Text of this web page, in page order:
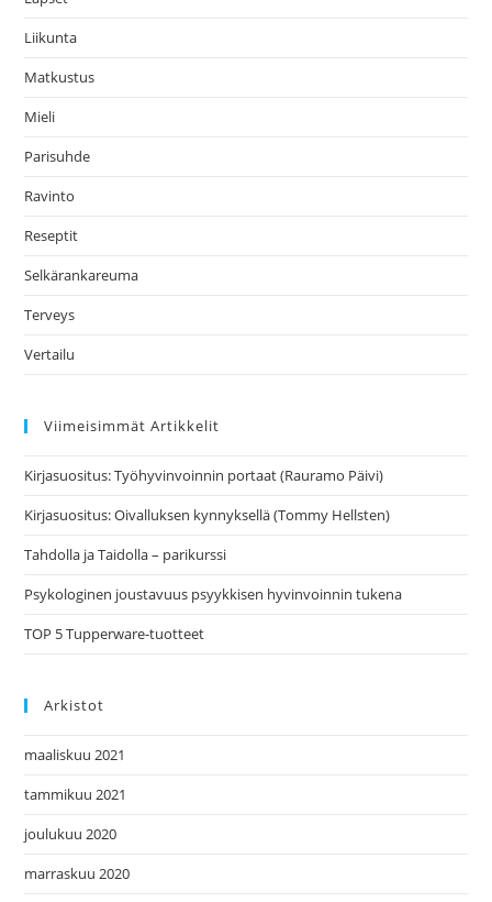
Liikunta
Matkustus
Mieli
Parisuhde
Ravinto
Reseptit
Selkärankareuma
Terveys
Vertailu
Viimeisimmät Artikkelit
Kirjasuositus: Työhyvinvoinnin portaat (Rauramo Päivi)
Kirjasuositus: Oivalluksen kynnyksellä (Tommy Hellsten)
Tahdolla ja Taidolla – parikurssi
Psykologinen joustavuus psyykkisen hyvinvoinnin tukena
TOP 5 Tupperware-tuotteet
Arkistot
maaliskuu 2021
tammikuu 2021
joulukuu 2020
marraskuu 2020